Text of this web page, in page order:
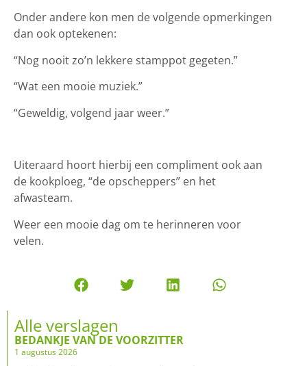
Onder andere kon men de volgende opmerkingen
dan ook optekenen:
“Nog nooit zo’n lekkere stamppot gegeten.”
“Wat een mooie muziek.”
“Geweldig, volgend jaar weer.”
Uiteraard hoort hierbij een compliment ook aan
de kookploeg, “de opscheppers” en het
afwasteam.
Weer een mooie dag om te herinneren voor
velen.
Alle verslagen
BEDANKJE VAN DE VOORZITTER
1 augustus 2026